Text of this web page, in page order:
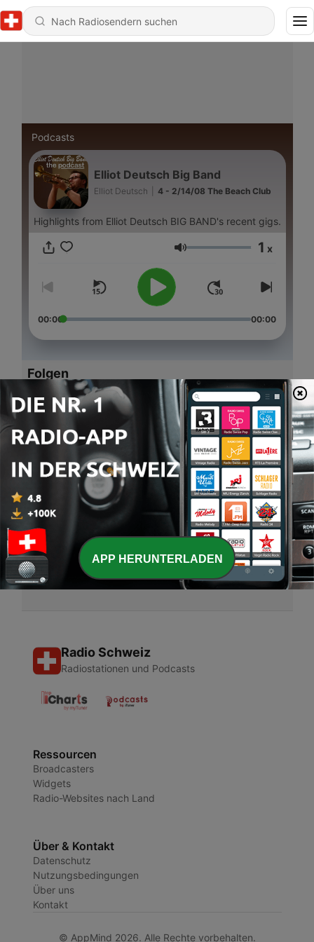
Podcasts
Elliot Deutsch Big Band
Elliot Deutsch 4 - 2/14/08 The Beach Club
Highlights from Elliot Deutsch BIG BAND's recent gigs.
Lautstärke 1 x
00:00 00:00
Folgen
4 - 2/14/08 The Beach Club
Santa Monica Bar & Grill 7/24/07
14 Feb. 2008
2 Pasadena Jazz Institute 1/24/08
28 Jan. 2008
1 Jazz Bakery 1/9/08
27 Jan. 2008
Radio Schweiz
Radiostationen und Podcasts
Ressourcen
Broadcasters
Widgets
Radio-Websites nach Land
Über & Kontakt
Datenschutz
Nutzungsbedingungen
Über uns
Kontakt
© AppMind 2026. Alle Rechte vorbehalten.
APP HERUNTERLADEN